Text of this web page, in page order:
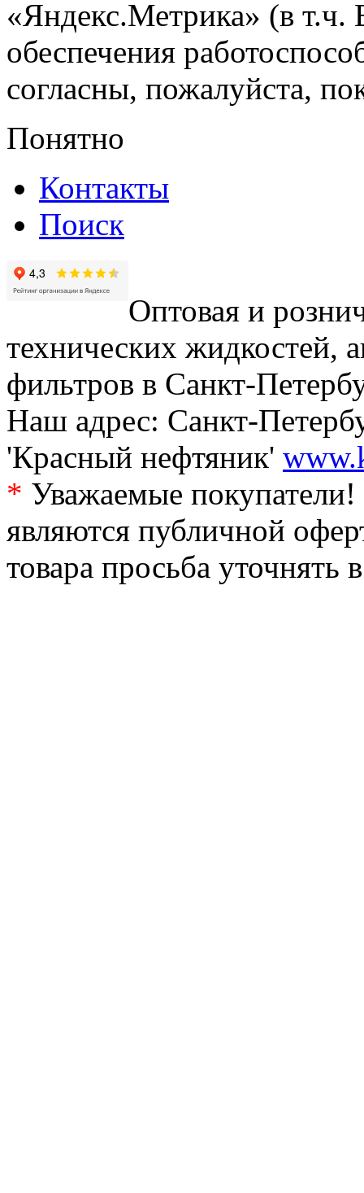
«Яндекс.Метрика» (в т.ч.
обеспечения
согласны, пожалуйста,
Понятно
Контакты
Поиск
Оптовая и
технических жидкостей,
фильтров в Санкт-
Наш адрес: Санкт-
'Красный нефтяник'
* Уважаемые
являются публичной
товара просьба уточнять